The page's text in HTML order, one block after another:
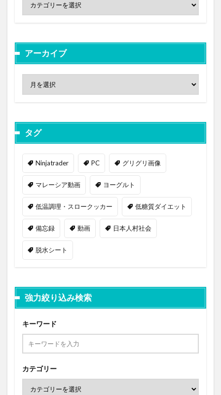
アーカイブ
タグ
Ninjatrader PC グリグリ画像
マレーシア動画 ヨーグルト
低温調理・スロークッカー 低糖質ダイエット
備忘録 動画 日本人村社会
脱水シート
強力絞り込み検索
キーワード
カテゴリー